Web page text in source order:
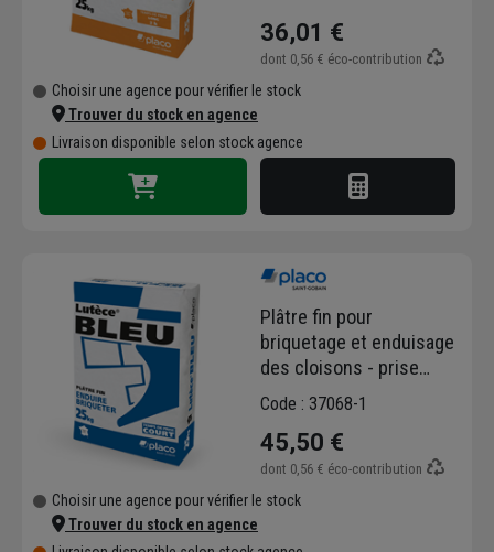
36,01 €
dont 0,56 € éco-contribution
Choisir une agence pour vérifier le stock
Trouver du stock en agence
Livraison disponible selon stock agence
Plâtre fin pour
briquetage et enduisage
des cloisons - prise
rapide - Lutèce Bleu -
sac de 25 kg
Code : 37068-1
45,50 €
dont 0,56 € éco-contribution
Choisir une agence pour vérifier le stock
Trouver du stock en agence